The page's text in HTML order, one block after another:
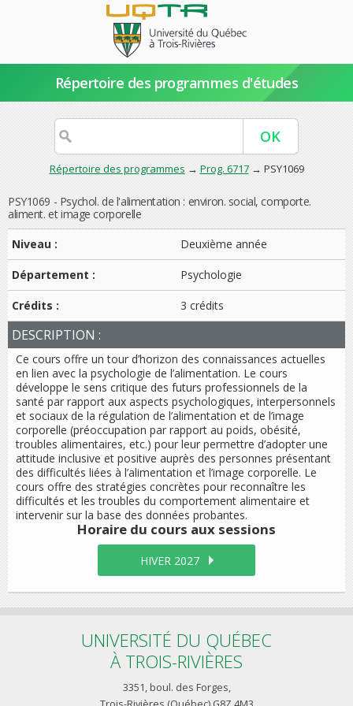
Répertoire des programmes d'études
Répertoire des programmes → Prog. 6717→ PSY1069
PSY1069 - Psychol. de l'alimentation : environ. social, comporte.
aliment. et image corporelle
Niveau :
Deuxième année
Département : Psychologie
Crédits : 3 crédits
DESCRIPTION :
Ce cours offre un tour d’horizon des connaissances actuelles
en lien avec la psychologie de l’alimentation. Le cours
développe le sens critique des futurs professionnels de la
santé par rapport aux aspects psychologiques, interpersonnels
et sociaux de la régulation de l’alimentation et de l’image
corporelle (préoccupation par rapport au poids, obésité,
troubles alimentaires, etc.) pour leur permettre d’adopter une
attitude inclusive et positive auprès des personnes présentant
des difficultés liées à l’alimentation et l’image corporelle. Le
cours offre des stratégies concrètes pour reconnaître les
difficultés et les troubles du comportement alimentaire et
intervenir sur la base des données probantes.
Horaire du cours aux sessions
HIVER 2027
UNIVERSITÉ DU QUÉBEC
À TROIS-RIVIÈRES
3351, boul. des Forges,